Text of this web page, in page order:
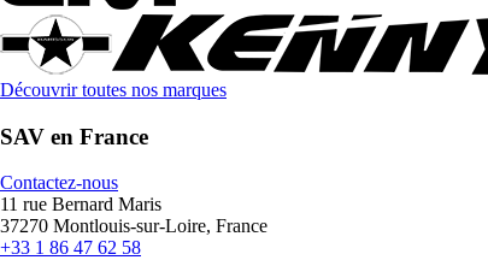
Découvrir toutes nos marques
SAV en France
Contactez-nous
11 rue Bernard Maris
37270 Montlouis-sur-Loire, France
+33 1 86 47 62 58